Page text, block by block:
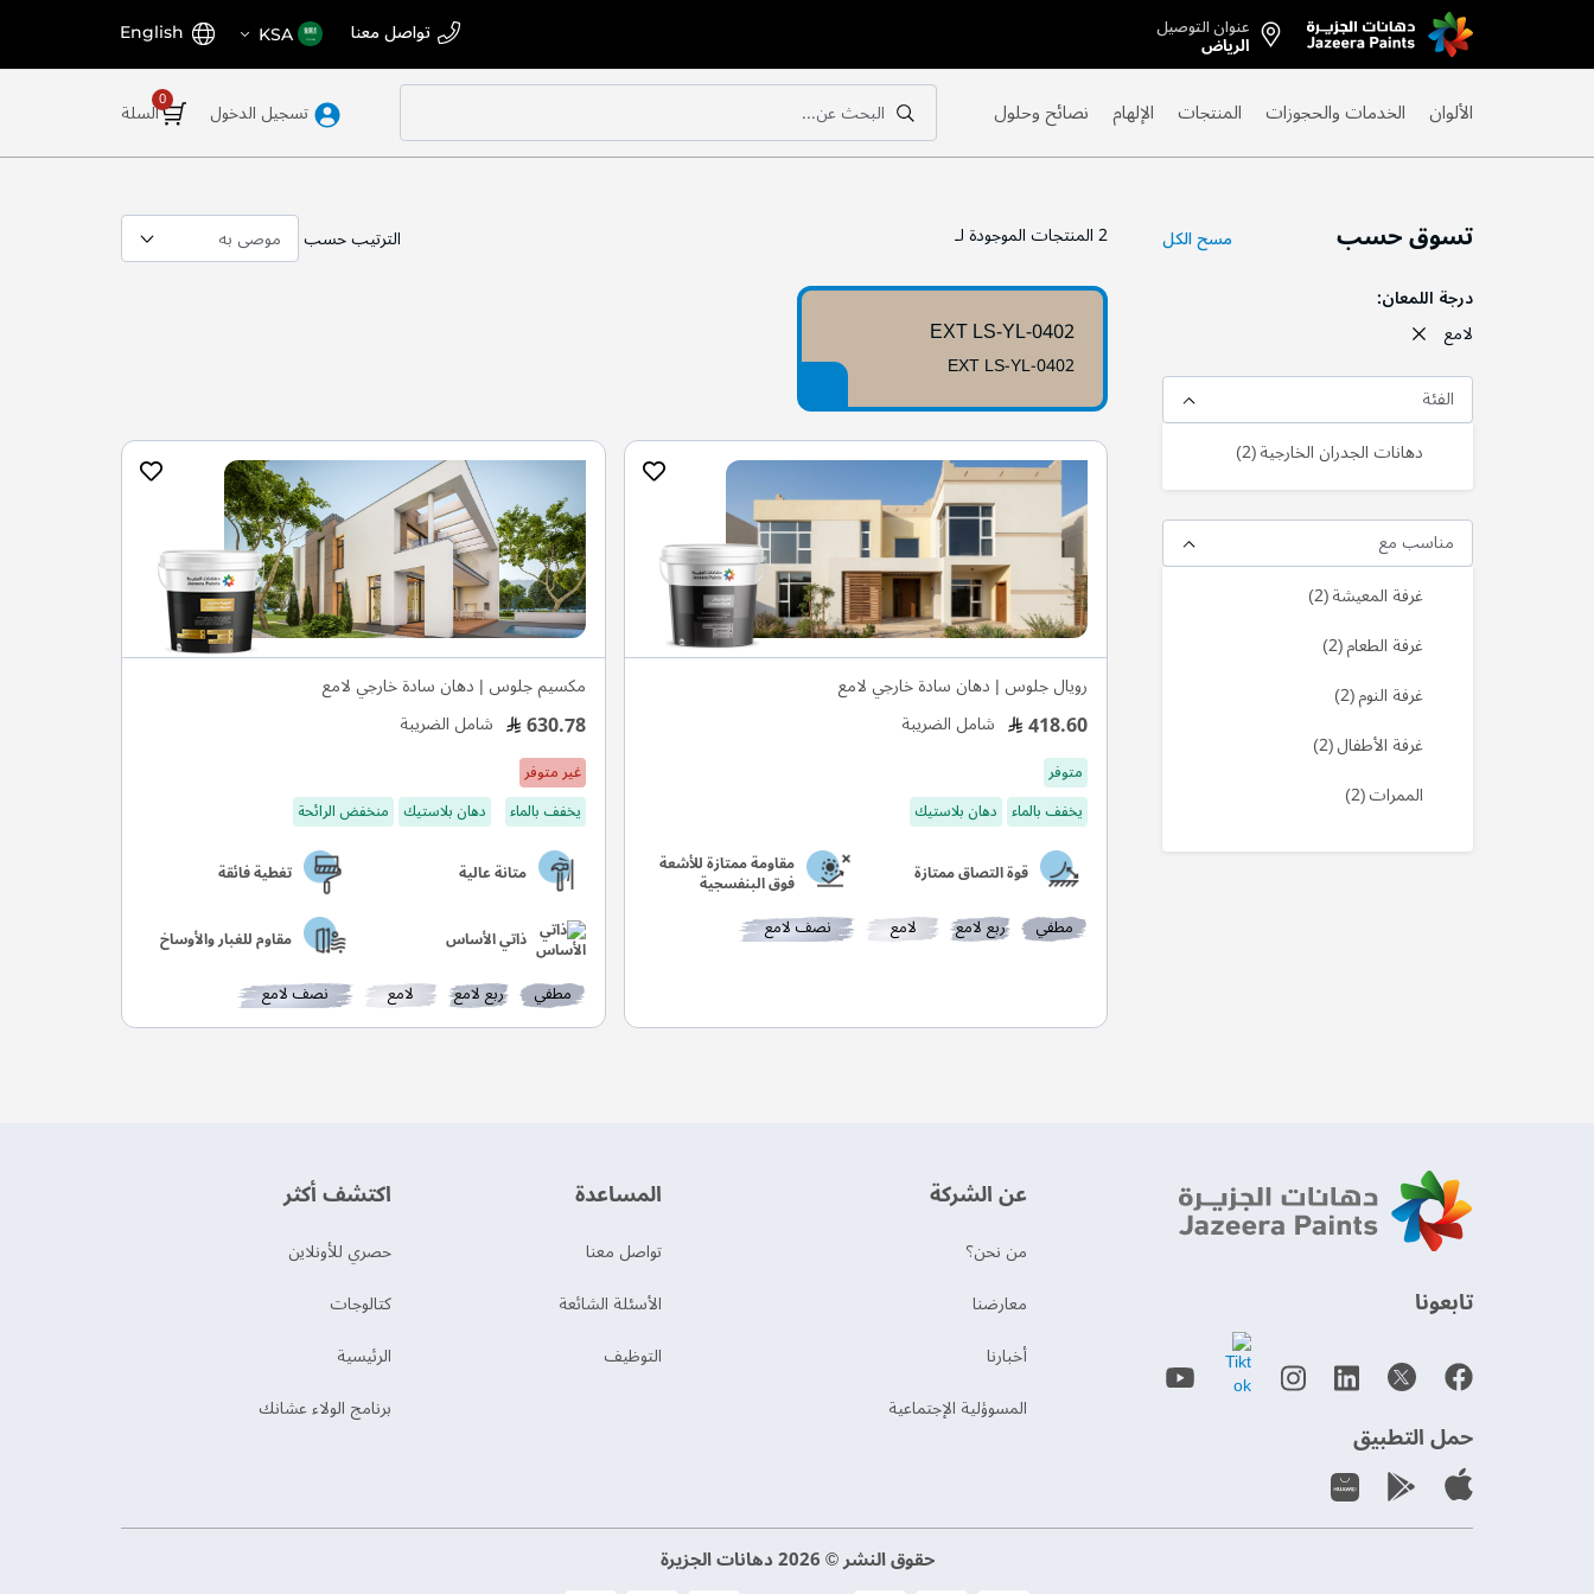
Skip
to
عنوان التوصيل
الرياض تواصل معنا اختر
المتجر
KSA اللغة English
السلة تسجيل الدخول
بحث
البحث عن...
بحث الألوان الخدمات والحجوزات المنتجات الإلهام نصائح وحلول
2المنتجات الموجودة لـ الترتيب حسب
EXT LS-YL-0402
EXT LS-YL-0402
رويال جلوس | دهان سادة خارجي لامع
418.60 شامل الضريبة
متوفر
يخفف بالماء دهان بلاستيك
قوة التصاق ممتازة مقاومة ممتازة للأشعة
فوق البنفسجية
مطفي ربع لامع لامع نصف لامع
مكسيم جلوس | دهان سادة خارجي لامع
630.78 شامل الضريبة
غير متوفر
يخفف بالماء
دهان بلاستيك منخفض الرائحة
متانة عالية تغطية فائقة
ذاتي الأساس مقاوم للغبار والأوساخ
مطفي ربع لامع لامع نصف لامع
تسوق حسب
درجة اللمعان
لامع
مسح الكل
الفئة
دهانات الجدران الخارجية 2منتج
مناسب مع
غرفة المعيشة 2منتج
غرفة الطعام 2منتج
غرفة النوم 2منتج
غرفة الأطفال 2منتج
الممرات 2منتج
‫تابعونا‬
حمل التطبيق
عن الشركة
من نحن؟
‫معارضنا‬
‫أخبارنا‬
المسوؤلية الإجتماعية
‫المساعدة‬
تواصل معنا
الأسئلة الشائعة
التوظيف
اكتشف أكثر
حصري للأونلاين
‫كتالوجات‬
الرئيسية
برنامج الولاء عشانك
حقوق النشر © 2026 دهانات الجزيرة